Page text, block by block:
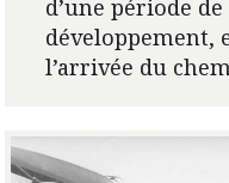
d’une période
développement,
l’arrivée du